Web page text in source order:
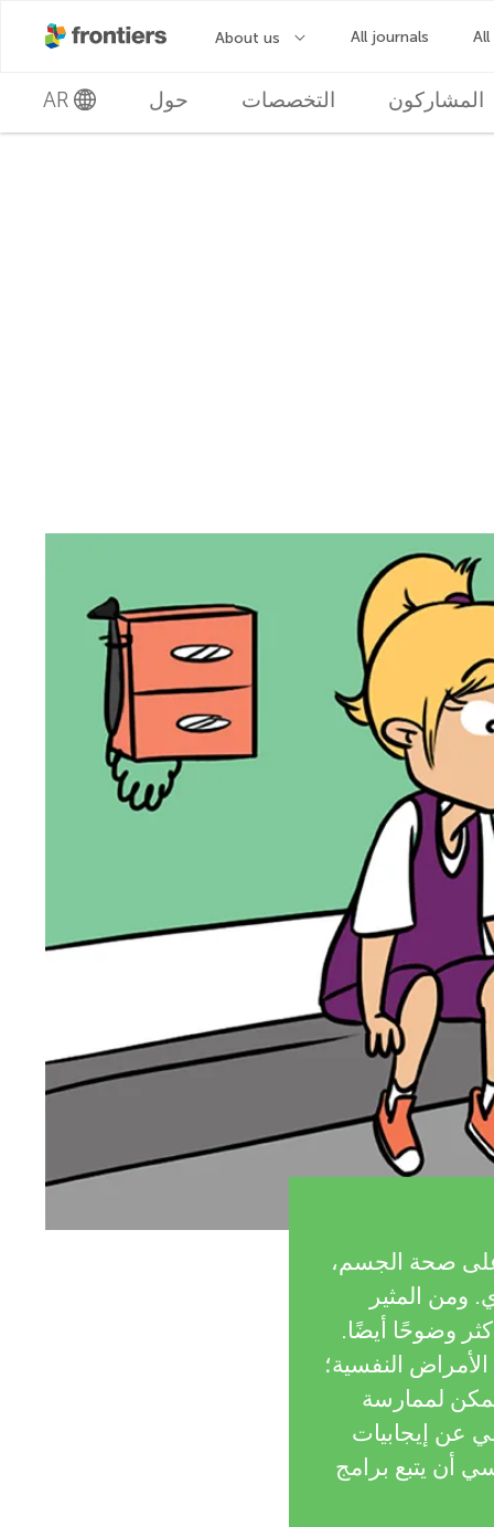
المشاركون التخصصات حول AR
على صحة الجسم،
ومن المثير
وضوحًا أيضًا.
النفسية؛
لممارسة
عن إيجابيات
أن يتبع برامج